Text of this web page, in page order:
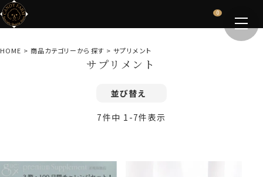
0
HOME 商品カテゴリーから探す サプリメント
サプリメント
並び替え
7件中 1 -7件表示